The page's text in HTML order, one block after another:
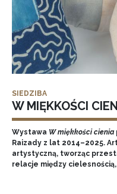
SIEDZIBA
W MIĘKKOŚCI
Wystawa W miękkości cienia
Raizady z lat 2014–2025.
artystyczną, tworząc
relacje między